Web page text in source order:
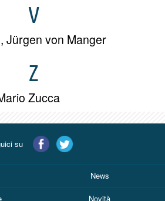
V
, Jürgen von Manger
Z
Zucca
su
News
Novità